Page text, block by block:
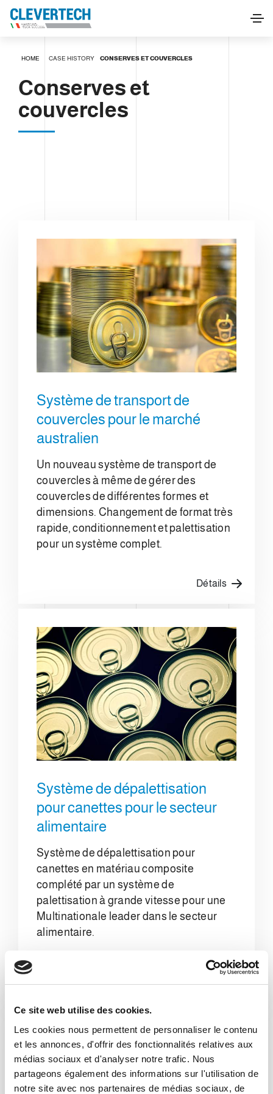
Ce site web utilise des cookies.
Les cookies nous permettent de personnaliser le contenu
et les annonces, d'offrir des fonctionnalités relatives aux
médias sociaux et d'analyser notre trafic. Nous
partageons également des informations sur l'utilisation de
notre site avec nos partenaires de médias sociaux, de
HOME CASE HISTORY CONSERVES ET COUVERCLES
Conserves et
couvercles
Système de transport de
couvercles pour le marché
australien
Un nouveau système de transport de
couvercles à même de gérer des
couvercles de différentes formes et
dimensions. Changement de format très
rapide, conditionnement et palettisation
pour un système complet.
Détails
Système de dépalettisation
pour canettes pour le secteur
alimentaire
Système de dépalettisation pour
canettes en matériau composite
complété par un système de
palettisation à grande vitesse pour une
Multinationale leader dans le secteur
alimentaire.
Détails